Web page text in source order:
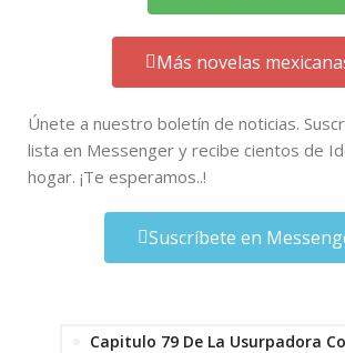
Más novelas
Únete a nuestro boletín de noticias.
lista en Messenger y recibe cientos de
hogar. ¡Te esperamos..!
Suscríbete en
Capitulo 79 De La Usurpadora